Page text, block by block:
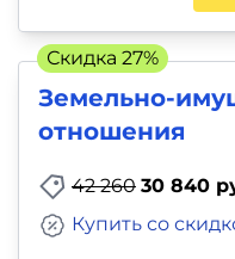
Земельно-
отношения
42 260 30 840
Купить со
Скидка 27%